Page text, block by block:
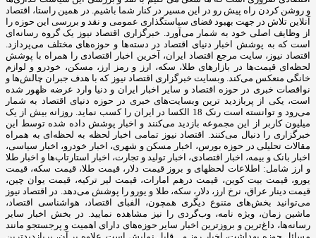
و روشن کردن راه پیش رو در این مسیر در کنار شما باشیم. در همین راستا، اقتصاد
آنلاین تلاش در جهت بهبود فضای سیاستگذاری عمومی و نقد و بررسی این حوزه را
از وظایف اصلی خود به شمار می‌آورد. خبرگزاری اقتصاد نیوز یک گروه رسانه‌ای
است که به پوشش اخبار دنیای اقتصاد در دسته‌ها و حوزه‌های مختلف می‌پردازد.
اقتصاد نیوز، سایت مرجع اقتصاد ایران، آخرین اخبار اقتصادی را همراه با پوشش
لحظه‌ای قیمت‌ها در بازارهای طلا، سکه، ارز و رمز ارز، مسکن، خودرو و لوازم
خانگی منعکس می‌کند. وبسایت خبرگزاری اقتصاد نیوز که با هدف جبران چالش‌ها و
نواقصات خبری در حوزه اقتصاد و سایر اخبار ایران و دنیا وارد عرضه ظهور شده
است، یکی از پربازدید ترین وبسایت‌های خبری در حوزه دنیای اقتصاد به شمار
می‌رود و توانسته است رنک 18 الکسا در ایران را کسب نماید. روزانه بیش از یک
میلیون کاربر از این مجموعه بازدید می‌کنند و اخبار پوشش داده شده توسط این
خبرگزاری را دنبال می‌کنند. اقتصاد نیوز تمامی اخبار لحظه به لحظه‌ای به همراه
مقالات تحلیلی در حوزه بورس، اخبار مسکن و شهری، اخبار خودرو، اخبار سیاسی،
اخبار بانک و بیمه، اخبار اقتصادی، اخبار تولید و تجارت، اخبار استارتاپ‌ها و اخبار طلا
و ارز شامل: اطلاعات لحظهای و بروز قیمت دلار، قیمت طلا، قیمت سکه، قیمت
یورو، قیمت بیت کوین، قیمت درهم امارات، قیمت لیر ترکیه، قیمت یوان چین،
قیمت دینار عراق، نرخ ارز، دلار، سکه، طلا و یورو را پوشش می‌دهد. در اقتصاد نیوز
می‌توانید بخش‌های متنوع دیگری همچون، الفبای اقتصاد، هواشناسی اقتصاد،
ماشین زمان، ویژه نامه، وب‌گردی را نیز مشاهده نمایید. در بخش اخبار سایر
رسانه‌ها، داغ‌ترین و بروزترین اخبار سایر حوزه‌های دارای اهمیت و پرجستجو مانند
مسائل حوزه بهداشت، اخبار روز و... قابل نمایش است. علاوه بر آن، پربازدیدترین